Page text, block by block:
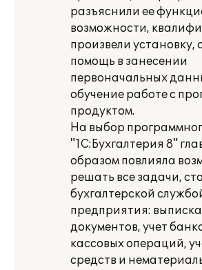
разъяснили ее
возможности,
произвели установку,
помощь в занесении
первоначальных
обучение работе с
продуктом.
На выбор
"1С:Бухгалтерия 8"
образом повлияла
решать все задачи,
бухгалтерской
предприятия:
документов, учет
кассовых операций,
средств и